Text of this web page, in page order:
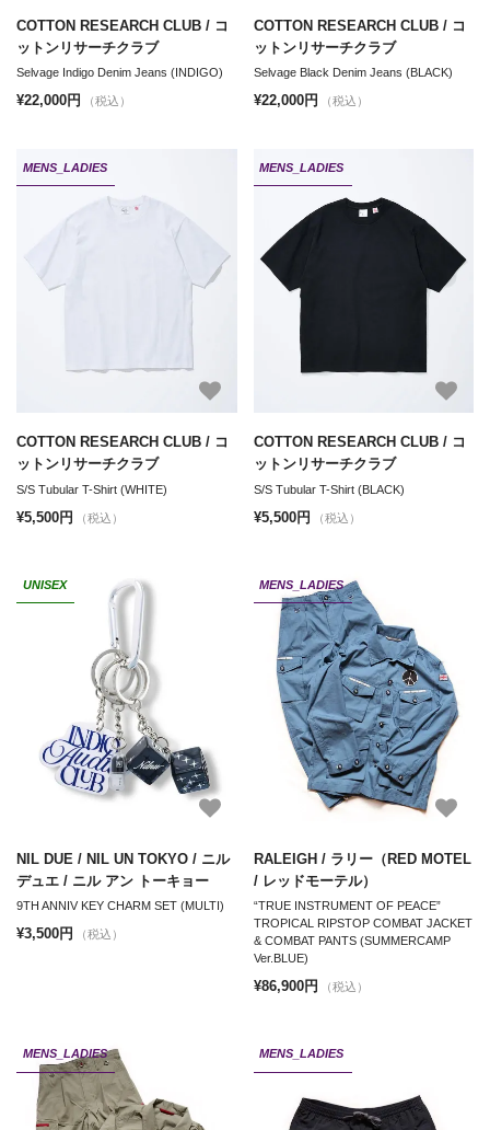
COTTON RESEARCH CLUB / コ
ットンリサーチクラブ
Selvage Indigo Denim Jeans (INDIGO)
¥22,000円 （税込）
COTTON RESEARCH CLUB / コ
ットンリサーチクラブ
Selvage Black Denim Jeans (BLACK)
¥22,000円 （税込）
MENS_LADIES
COTTON RESEARCH CLUB / コ
ットンリサーチクラブ
S/S Tubular T-Shirt (WHITE)
¥5,500円 （税込）
MENS_LADIES
COTTON RESEARCH CLUB / コ
ットンリサーチクラブ
S/S Tubular T-Shirt (BLACK)
¥5,500円 （税込）
UNISEX
NIL DUE / NIL UN TOKYO / ニル
デュエ / ニル アン トーキョー
9TH ANNIV KEY CHARM SET (MULTI)
¥3,500円 （税込）
MENS_LADIES
RALEIGH / ラリー（RED MOTEL
/ レッドモーテル）
“TRUE INSTRUMENT OF PEACE”
TROPICAL RIPSTOP COMBAT JACKET
& COMBAT PANTS (SUMMERCAMP
Ver.BLUE)
¥86,900円 （税込）
MENS_LADIES MENS_LADIES